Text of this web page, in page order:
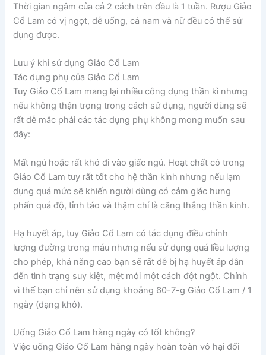
Thời gian ngâm của cả 2 cách trên đều là 1 tuần. Rượu Giảo
Cổ Lam có vị ngọt, dễ uống, cả nam và nữ đều có thể sử
dụng được.
Lưu ý khi sử dụng Giảo Cổ Lam
Tác dụng phụ của Giảo Cổ Lam
Tuy Giảo Cổ Lam mang lại nhiều công dụng thần kì nhưng
nếu không thận trọng trong cách sử dụng, người dùng sẽ
rất dễ mắc phải các tác dụng phụ không mong muốn sau
đây:
Mất ngủ hoặc rất khó đi vào giấc ngủ. Hoạt chất có trong
Giảo Cổ Lam tuy rất tốt cho hệ thần kinh nhưng nếu lạm
dụng quá mức sẽ khiến người dùng có cảm giác hưng
phấn quá độ, tỉnh táo và thậm chí là căng thẳng thần kinh.
Hạ huyết áp, tuy Giảo Cổ Lam có tác dụng điều chỉnh
lượng đường trong máu nhưng nếu sử dụng quá liều lượng
cho phép, khả năng cao bạn sẽ rất dễ bị hạ huyết áp dẫn
đến tình trạng suy kiệt, mệt mỏi một cách đột ngột. Chính
vì thế bạn chỉ nên sử dụng khoảng 60-7-g Giảo Cổ Lam / 1
ngày (dạng khô).
Uống Giảo Cổ Lam hàng ngày có tốt không?
Việc uống Giảo Cổ Lam hằng ngày hoàn toàn vô hại đối